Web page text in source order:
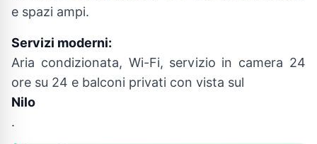
e spazi ampi.
Servizi moderni:
Aria condizionata, Wi-Fi, servizio in camera 24
ore su 24 e balconi privati con vista sul
Nilo
.